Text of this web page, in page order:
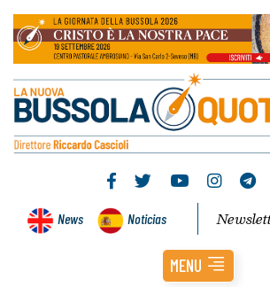
News Noticias
MENU